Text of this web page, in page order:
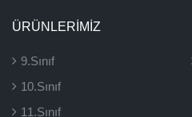
ÜRÜNLERIMIZ
9.Sınıf
10.Sınıf
11.Sınıf